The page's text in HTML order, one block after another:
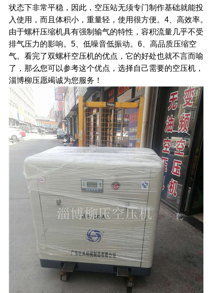
状态下非常平稳，因此，空压站无须专门制作基础就能投
入使用，而且体积小，重量轻，使用很方便。4、高效率。
由于螺杆压缩机具有强制输气的特性，容积流量几乎不受
排气压力的影响。5、低噪音低振动。6、高品质压缩空
气。看完了双螺杆空压机的优点，它的好处也就不言而喻
了，那么您可以参考这个优点，选择自己需要的空压机，
淄博柳压愿竭诚为您服务！